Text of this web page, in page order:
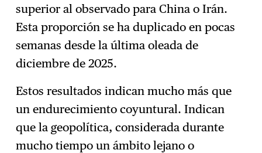
superior al observado para China o Irán.
Esta proporción se ha duplicado en pocas
semanas desde la última oleada de
diciembre de 2025.
Estos resultados indican mucho más que
un endurecimiento coyuntural. Indican
que la geopolítica, considerada durante
mucho tiempo un ámbito lejano o